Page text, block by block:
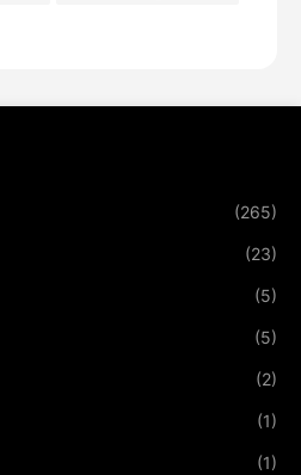
(265)
(23)
(5)
(5)
(2)
(1)
(1)